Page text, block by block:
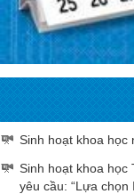
Sinh hoạt khoa học
Sinh hoạt khoa học
yêu cầu: “Lựa